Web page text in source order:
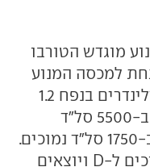
מוגדש הטורבו
למכסה המנוע
הקצר נמצא מנוע בנזין עם 3 צילינדרים בנפח 1.2
ליטרים. המנוע מספק 130 כ"ס ב-5500 סל"ד
נמוכים ומומנט של 23.4 קג"מ ב-1750 סל"ד נמוכים.
מסובבים את חוגת בורר ההילוכים ל-D ויוצאים